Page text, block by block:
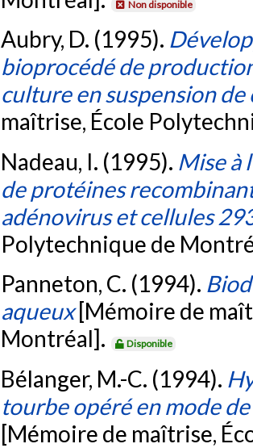
Non disponible
Aubry, D. (1995).
bioprocédé de
culture en suspension
maîtrise, École
Nadeau, I. (1995). Mise à
de protéines
adénovirus et cellules
Polytechnique de
Panneton, C. (1994).
aqueux [Mémoire de
Montréal].
Disponible
Bélanger, M.-C. (1994).
tourbe opéré en mode
[Mémoire de maîtrise,